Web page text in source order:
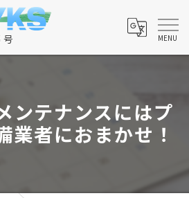
ンテナンスにはプ
業者におまかせ！